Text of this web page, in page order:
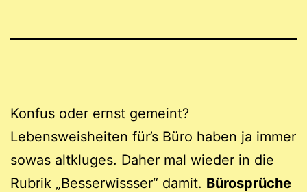
Konfus oder ernst gemeint?
Lebensweisheiten für’s Büro haben ja immer
sowas altkluges. Daher mal wieder in die
Rubrik „Besserwissser“ damit. Bürosprüche